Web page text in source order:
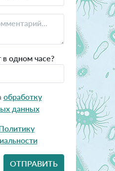
одном часе?
обработку
данных